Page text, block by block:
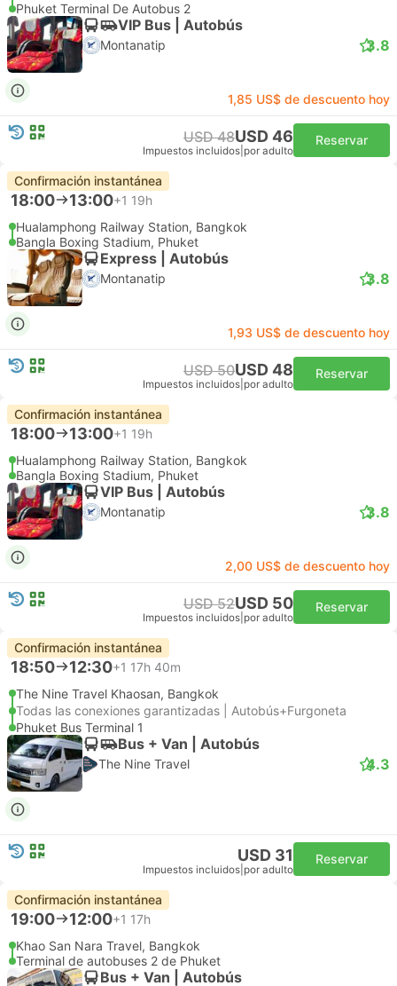
Phuket Terminal De Autobus 2
VIP Bus | Autobús
Montanatip 3.8
1,85 US$ de descuento hoy
USD 48USD 46
Impuestos incluidos por adulto
Reservar
Confirmación instantánea
18:00 13:00+1 19h
Hualamphong Railway Station, Bangkok
Bangla Boxing Stadium, Phuket
Express | Autobús
Montanatip 3.8
1,93 US$ de descuento hoy
USD 50USD 48
Impuestos incluidos por adulto
Reservar
Confirmación instantánea
18:00 13:00+1 19h
Hualamphong Railway Station, Bangkok
Bangla Boxing Stadium, Phuket
VIP Bus | Autobús
Montanatip 3.8
2,00 US$ de descuento hoy
USD 52USD 50
Impuestos incluidos por adulto
Reservar
Confirmación instantánea
18:50 12:30+1 17h 40m
The Nine Travel Khaosan, Bangkok
Todas las conexiones garantizadas | Autobús+Furgoneta
Phuket Bus Terminal 1
Bus + Van | Autobús
The Nine Travel 4.3
USD 31
Impuestos incluidos por adulto
Reservar
Confirmación instantánea
19:00 12:00+1 17h
Khao San Nara Travel, Bangkok
Terminal de autobuses 2 de Phuket
Bus + Van | Autobús